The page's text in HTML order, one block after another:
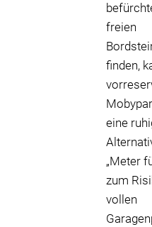
freien
finden,
eine
„Meter
zum
vollen